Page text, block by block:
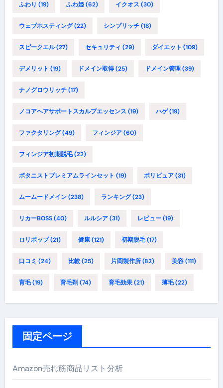
ふわり (19) ふわ姫(62) イクオス (30)
ウェブホスティング(22) シンプリッチ(18)
スピークエル(27) セキュリティ (29) ダイエット (109)
デメリット (19) ドメイン取得(25) ドメイン管理(39)
ナノグロウリッチ(17)
ノコアヘアサポートスカルプエッセンス (19) ハゲ(19)
ファクタリング(49) フィンジア(60)
フィンジア初期脱毛(22)
ボタニストプレミアムラインセット (19) ポリピュア(31)
ムームードメイン(238) ランキング(23)
リカーBOSS(40) ルルシア(31) レビュー(19)
ロリポップ(21) 健康(121) 初期脱毛(17)
口コミ (24) 比較(25) 片岡製作所(82) 美容(111)
育毛(19) 育毛剤 (74) 育毛効果(21) 薄毛(22)
固定ページ
Amazon売れ筋商品リスト分析